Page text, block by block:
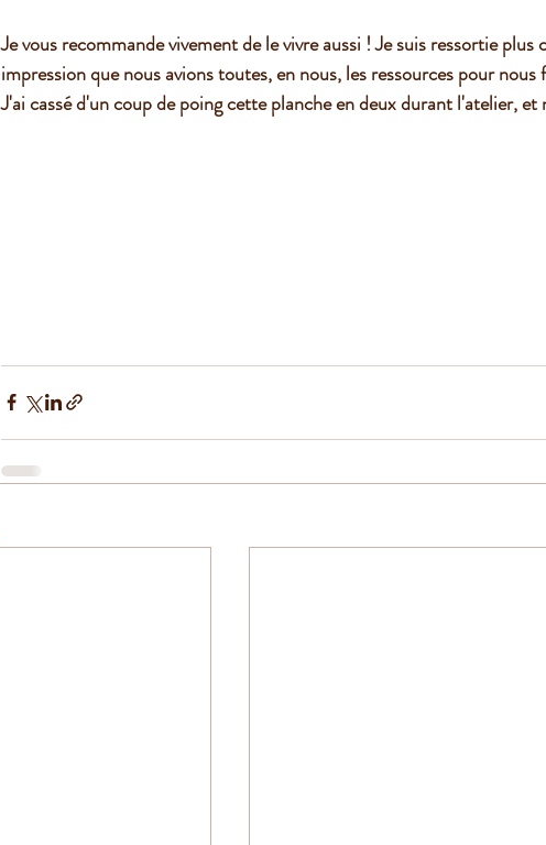
Je vous recommande vivement de le vivre aussi ! Je suis ressortie
impression que nous avions toutes, en nous, les ressources pour
J'ai cassé d'un coup de poing cette planche en deux durant l'atelier,